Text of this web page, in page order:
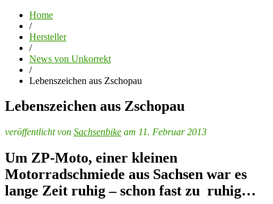
Home
/
Hersteller
/
News von Unkorrekt
/
Lebenszeichen aus Zschopau
Lebenszeichen aus Zschopau
veröffentlicht von Sachsenbike am 11. Februar 2013
Um ZP-Moto, einer kleinen
Motorradschmiede aus Sachsen war es
lange Zeit ruhig – schon fast zu ruhig…